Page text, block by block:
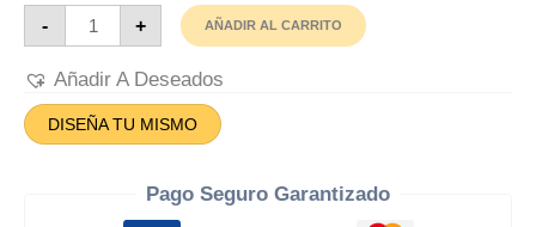
-
Body
Bilbao
Papa
Cantidad
+ AÑADIR AL CARRITO
Añadir A Deseados
DISEÑA TU MISMO
Pago Seguro Garantizado